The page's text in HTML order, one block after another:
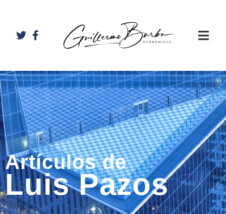
Artículos de
Luis Pazos